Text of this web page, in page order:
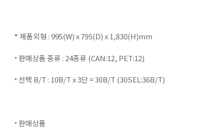
* 제품외형 : 995(W) x 795(D) x 1,830(H)mm
* ​ 판매상품 종류 : 24종류 (CAN:12, PET:12)
* ​ 선택 B/T : 10B/T x 3단 = 30B/T (30SEL:36B/T)
* ​ 판매상품